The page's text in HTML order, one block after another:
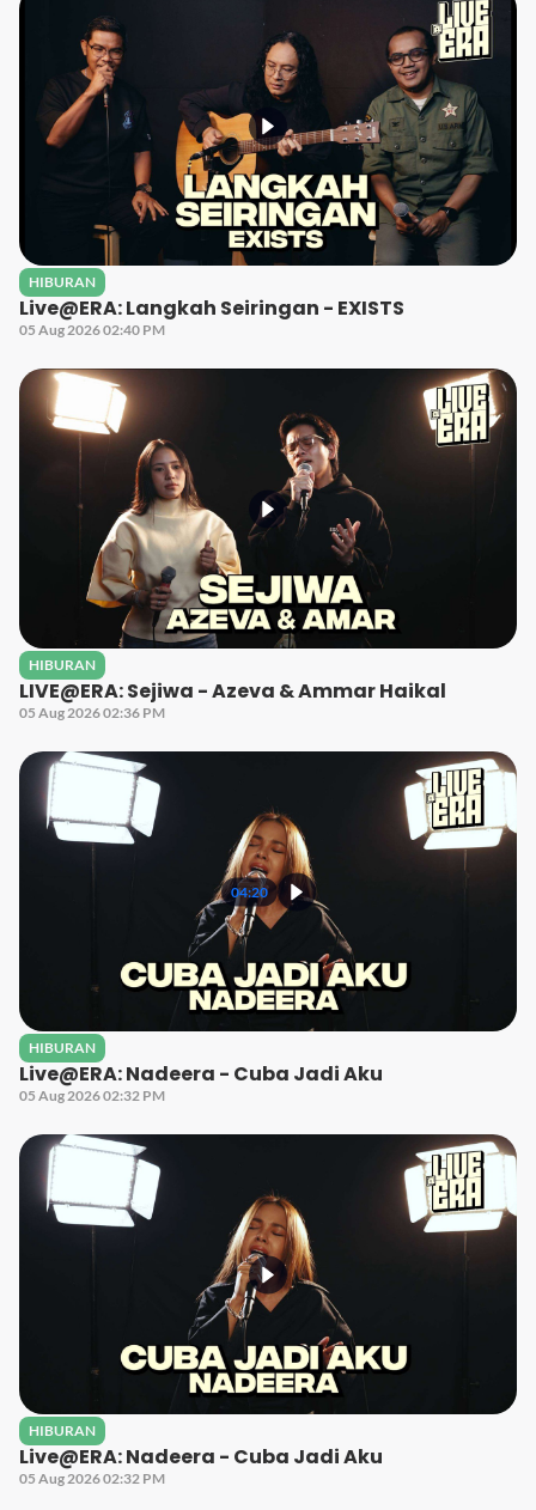
HIBURAN
Live@ERA: Langkah Seiringan - EXISTS
05 Aug 2026 02:40 PM
HIBURAN
LIVE@ERA: Sejiwa - Azeva & Ammar Haikal
05 Aug 2026 02:36 PM
04:20
HIBURAN
Live@ERA: Nadeera - Cuba Jadi Aku
05 Aug 2026 02:32 PM
HIBURAN
Live@ERA: Nadeera - Cuba Jadi Aku
05 Aug 2026 02:32 PM